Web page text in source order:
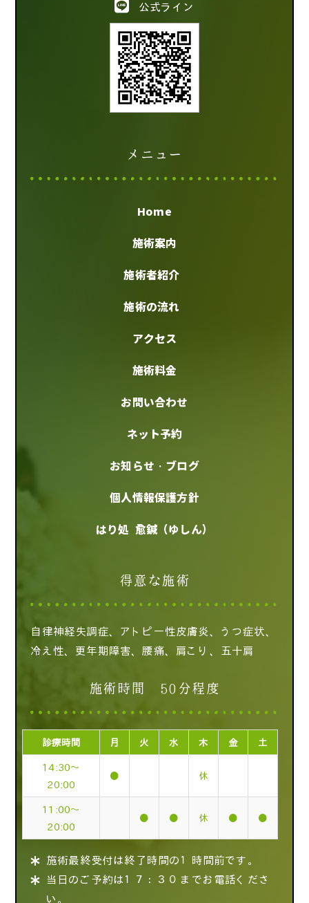
公式ライン
メニュー
Home
施術案内
施術者紹介
施術の流れ
アクセス
施術料金
お問い合わせ
ネット予約
お知らせ・ブログ
個人情報保護方針
はり処 愈鍼（ゆしん）
得意な施術
自律神経失調症、アトピー性皮膚炎、うつ症状、
冷え性、更年期障害、腰痛、肩こり、五十肩
施術時間 50分程度
診療時間 月 火 水 木 金 土
14:30～
20:00
● 休
11:00～
20:00
● ● 休 ● ●
施術最終受付は終了時間の１時間前です。
当日のご予約は１７：３０までお電話くださ
い。